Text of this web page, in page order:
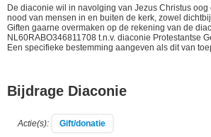
De diaconie wil in navolging van Jezus Christus
nood van mensen in en buiten de kerk, zowel dichtbij
Giften gaarne overmaken op de rekening van de
NL60RABO346811708 t.n.v. diaconie Protestantse
Een specifieke bestemming aangeven als dit van
Bijdrage Diaconie
Actie(s):